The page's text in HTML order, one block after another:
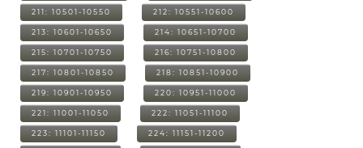
211: 10501-10550 212: 10551-10600
213: 10601-10650 214: 10651-10700
215: 10701-10750 216: 10751-10800
217: 10801-10850 218: 10851-10900
219: 10901-10950 220: 10951-11000
221: 11001-11050 222: 11051-11100
223: 11101-11150 224: 11151-11200